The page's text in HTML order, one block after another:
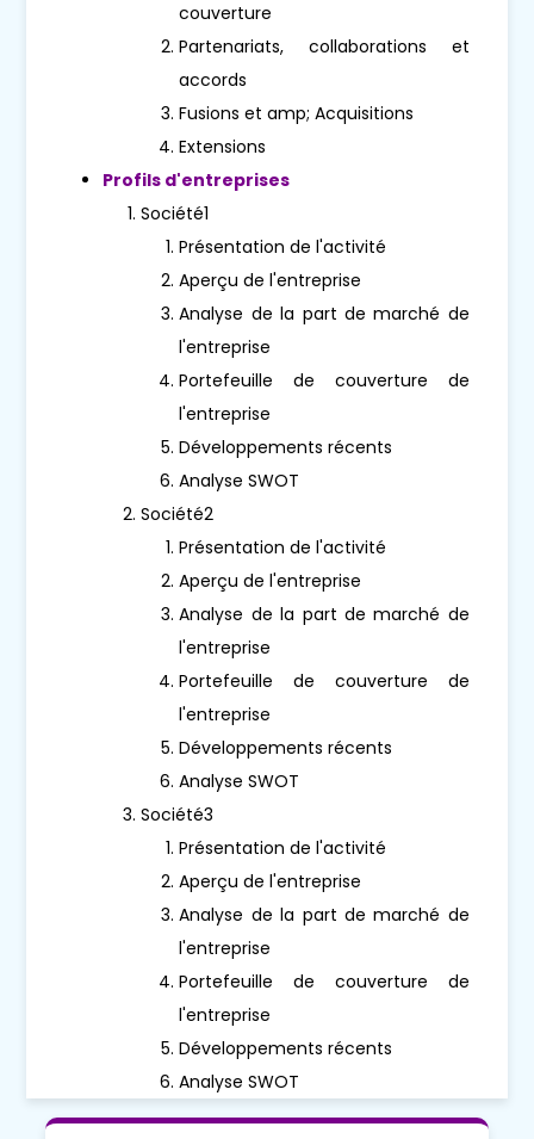
couverture
Partenariats, collaborations et
accords
Fusions et amp; Acquisitions
Extensions
Profils d'entreprises
Société1
Présentation de l'activité
Aperçu de l'entreprise
Analyse de la part de marché de
l'entreprise
Portefeuille de couverture de
l'entreprise
Développements récents
Analyse SWOT
Société2
Présentation de l'activité
Aperçu de l'entreprise
Analyse de la part de marché de
l'entreprise
Portefeuille de couverture de
l'entreprise
Développements récents
Analyse SWOT
Société3
Présentation de l'activité
Aperçu de l'entreprise
Analyse de la part de marché de
l'entreprise
Portefeuille de couverture de
l'entreprise
Développements récents
Analyse SWOT